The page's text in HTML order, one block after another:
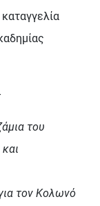
του
τον Κολωνό